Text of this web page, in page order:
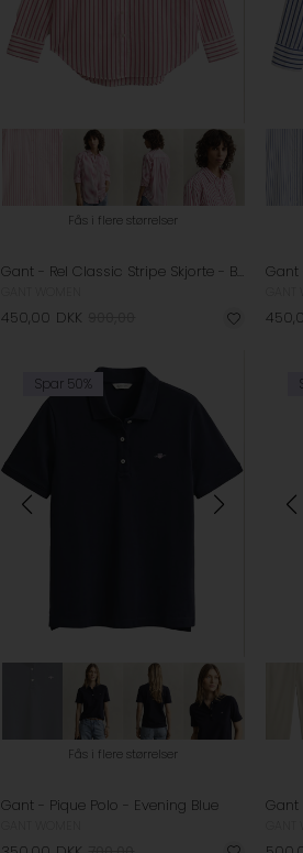
Fås i flere størrelser
Gant - Rel Classic Stripe Skjorte - Bright Fuschia
450,00 DKK
Spar 50%
Fås i flere størrelser
Gant - Pique Polo - Evening Blue